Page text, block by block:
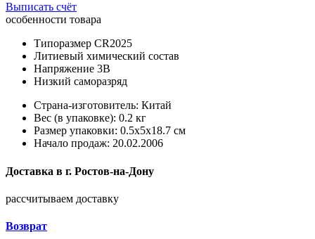
Выписать счёт
особенности товара
Типоразмер CR2025
Литиевый химический состав
Напряжение 3В
Низкий саморазряд
Страна-изготовитель: Китай
Вес (в упаковке): 0.2 кг
Размер упаковки: 0.5x5x18.7 см
Начало продаж: 20.02.2006
Доставка в г. Ростов-на-Дону
рассчитываем доставку
Возврат